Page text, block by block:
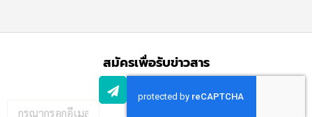
สมัครเพื่อรับข่าวสาร
กรอก